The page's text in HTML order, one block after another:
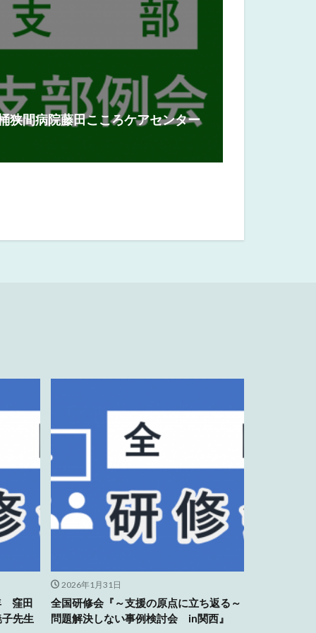
狭間病院藤田こころケアセンター
窪田
先生
2026年1月31日
全国研修会『～支援の原点に立ち返る～
問題解決しない事例検討会 in関西』